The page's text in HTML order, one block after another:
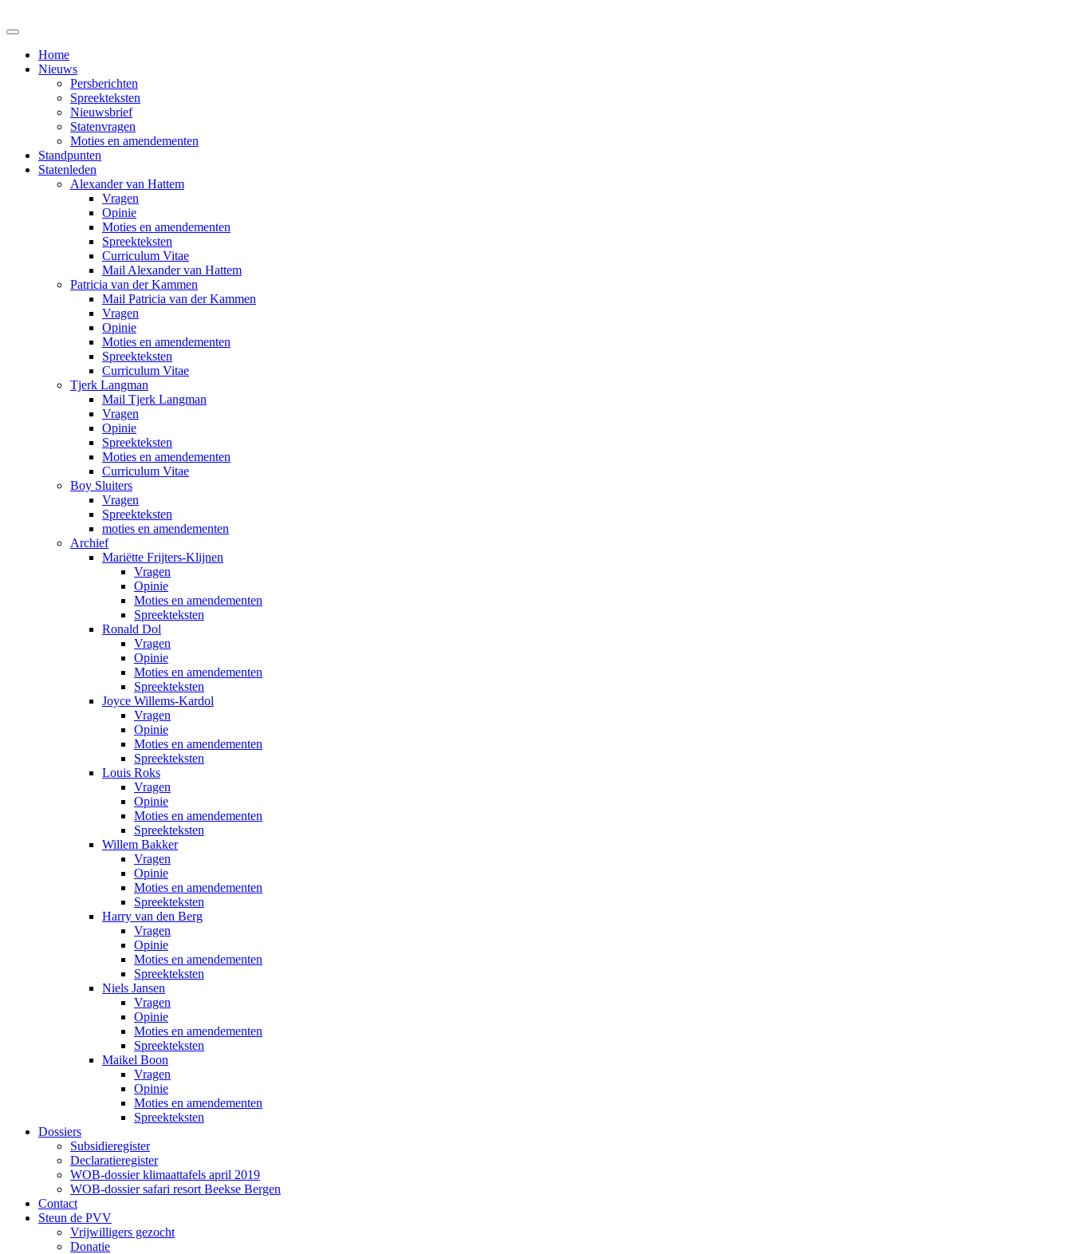
Home
Nieuws
Persberichten
Spreekteksten
Nieuwsbrief
Statenvragen
Moties en amendementen
Standpunten
Statenleden
Alexander van Hattem
Vragen
Opinie
Moties en amendementen
Spreekteksten
Curriculum Vitae
Mail Alexander van Hattem
Patricia van der Kammen
Mail Patricia van der Kammen
Vragen
Opinie
Moties en amendementen
Spreekteksten
Curriculum Vitae
Tjerk Langman
Mail Tjerk Langman
Vragen
Opinie
Spreekteksten
Moties en amendementen
Curriculum Vitae
Boy Sluiters
Vragen
Spreekteksten
moties en amendementen
Archief
Mariëtte Frijters-Klijnen
Vragen
Opinie
Moties en amendementen
Spreekteksten
Ronald Dol
Vragen
Opinie
Moties en amendementen
Spreekteksten
Joyce Willems-Kardol
Vragen
Opinie
Moties en amendementen
Spreekteksten
Louis Roks
Vragen
Opinie
Moties en amendementen
Spreekteksten
Willem Bakker
Vragen
Opinie
Moties en amendementen
Spreekteksten
Harry van den Berg
Vragen
Opinie
Moties en amendementen
Spreekteksten
Niels Jansen
Vragen
Opinie
Moties en amendementen
Spreekteksten
Maikel Boon
Vragen
Opinie
Moties en amendementen
Spreekteksten
Dossiers
Subsidieregister
Declaratieregister
WOB-dossier klimaattafels april 2019
WOB-dossier safari resort Beekse Bergen
Contact
Steun de PVV
Vrijwilligers gezocht
Donatie